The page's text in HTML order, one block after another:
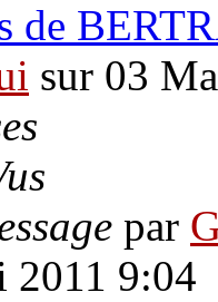
de
sur 03
par
2011 9:04